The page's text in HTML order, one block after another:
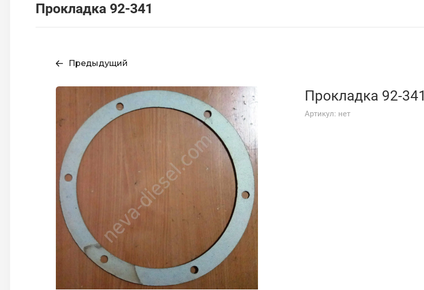
Прокладка 92-341
Предыдущий
Прокладка 92-341
Артикул: нет